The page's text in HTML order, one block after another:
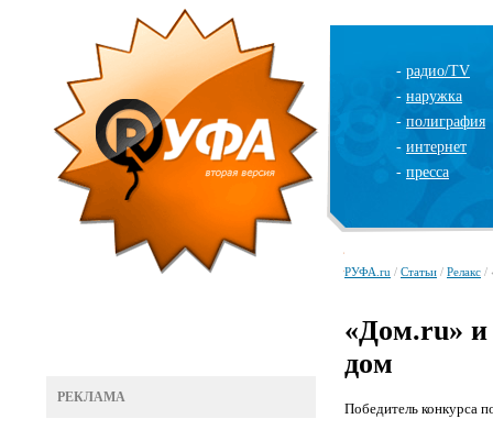
- радио/TV
- наружка
- полиграфия
- интернет
- пресса
РЕКЛАМА
РУФА.ru / Статьи / Релакс /
«Дом.ru» и
дом
Победитель конкурса